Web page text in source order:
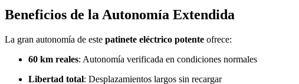
Beneficios de la Autonomía Extendida
La gran autonomía de este patinete eléctrico potente ofrece:
60 km reales: Autonomía verificada en condiciones normales
Libertad total: Desplazamientos largos sin recargar